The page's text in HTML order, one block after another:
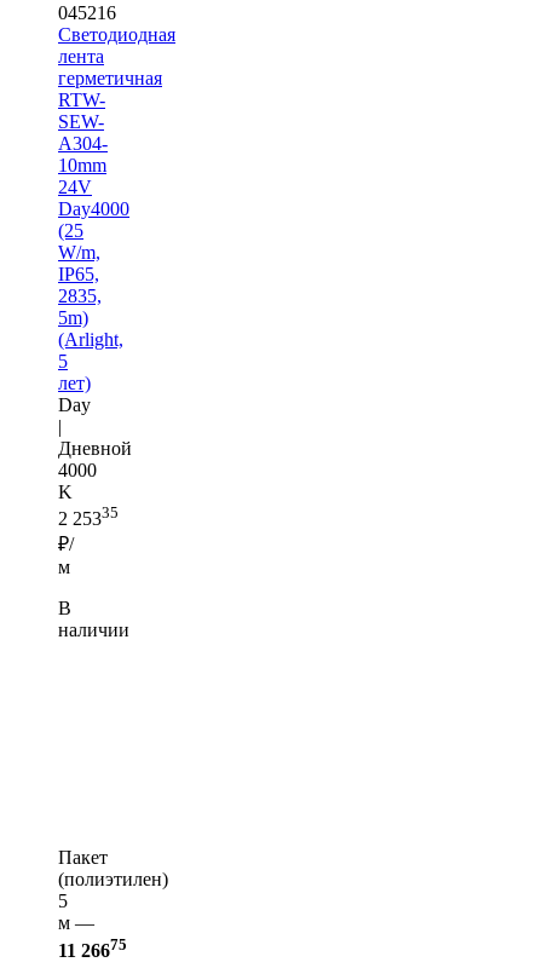
045216
Светодиодная
лента
герметичная
RTW-
SEW-
A304-
10mm
24V
Day4000
(25
W/m,
IP65,
2835,
5m)
(Arlight,
5
лет)
Day
|
Дневной
4000
K
2 25335
₽/
м
В
наличии
Пакет
(полиэтилен)
5
м —
11 26675